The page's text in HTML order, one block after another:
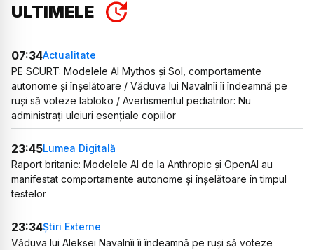
ULTIMELE
07:34Actualitate
PE SCURT: Modelele AI Mythos și Sol, comportamente
autonome și înșelătoare / Văduva lui Navalnîi îi îndeamnă pe
ruși să voteze Iabloko / Avertismentul pediatrilor: Nu
administrați uleiuri esențiale copiilor
23:45Lumea Digitală
Raport britanic: Modelele AI de la Anthropic și OpenAI au
manifestat comportamente autonome și înșelătoare în timpul
testelor
23:34Știri Externe
Văduva lui Aleksei Navalnîi îi îndeamnă pe ruși să voteze